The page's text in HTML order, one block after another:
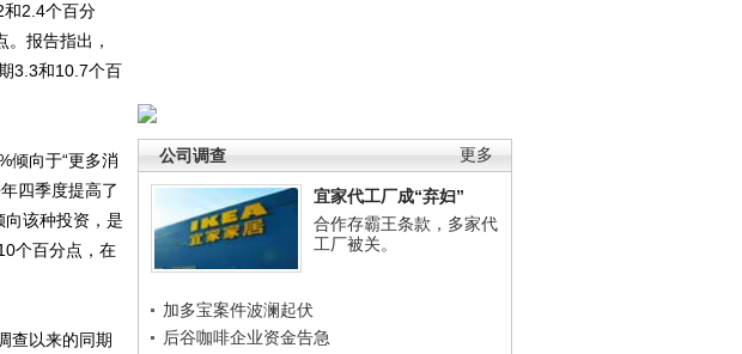
更多
公司调查
宜家代工厂成“弃妇”
合作存霸王条款，多家代
工厂被关。
加多宝案件波澜起伏
后谷咖啡企业资金告急
2.4个百分
报告指出，
3.3和10.7个百
向于“更多消
四季度提高了
向该种投资，是
个百分点，在
查以来的同期